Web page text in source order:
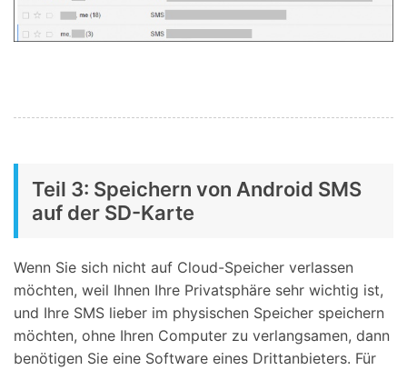
Teil 3: Speichern von Android SMS
auf der SD-Karte
Wenn Sie sich nicht auf Cloud-Speicher verlassen
möchten, weil Ihnen Ihre Privatsphäre sehr wichtig ist,
und Ihre SMS lieber im physischen Speicher speichern
möchten, ohne Ihren Computer zu verlangsamen, dann
benötigen Sie eine Software eines Drittanbieters. Für